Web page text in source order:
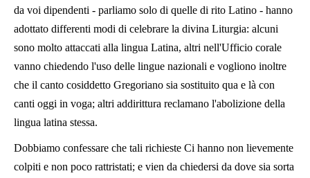
da voi dipendenti - parliamo solo di quelle di rito Latino - hanno
adottato differenti modi di celebrare la divina Liturgia: alcuni
sono molto attaccati alla lingua Latina, altri nell'Ufficio corale
vanno chiedendo l'uso delle lingue nazionali e vogliono inoltre
che il canto cosiddetto Gregoriano sia sostituito qua e là con
canti oggi in voga; altri addirittura reclamano l'abolizione della
lingua latina stessa.
Dobbiamo confessare che tali richieste Ci hanno non lievemente
colpiti e non poco rattristati; e vien da chiedersi da dove sia sorta